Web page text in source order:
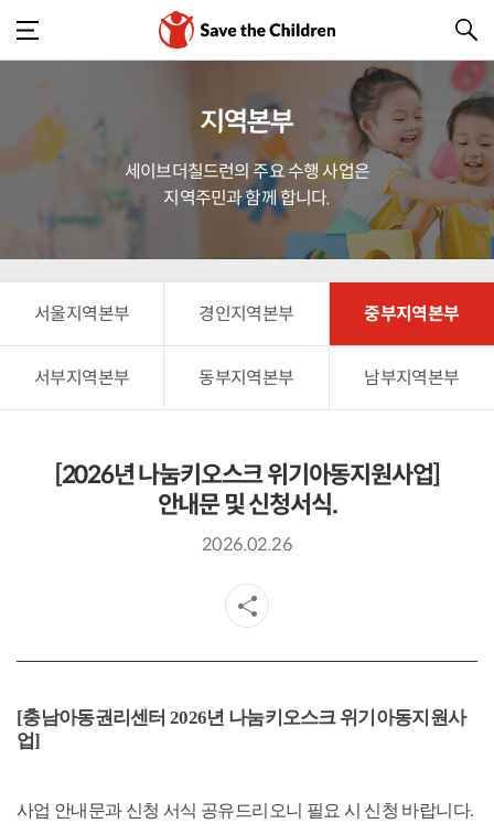
지역본부
세이브더칠드런의 주요 수행 사업은
지역주민과 함께 합니다.
서울지역본부 경인지역본부 중부지역본부
서부지역본부 동부지역본부 남부지역본부
[2026년 나눔키오스크 위기아동지원사업]
안내문 및 신청서식.
2026.02.26
[충남아동권리센터 2026년 나눔키오스크 위기아동지원사
업]
사업 안내문과 신청 서식 공유드리오니 필요 시 신청 바랍니다.